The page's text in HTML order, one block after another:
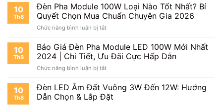
Suất
Điện
Hiệu
Phân
Thực
Tế
Lợi
Nghiệm
Chọn
Đèn
Pha
100W:
Bí
Từ
Gia
LED
10
Th8
Đèn Pha Module 100W Loại Nào Tốt Nhất? Bí
Quyết Chọn Mua Chuẩn Chuyên Gia 2026
Chức năng bình luận bị tắtở
Pha
Module
100W
Loại
Tốt
Nhất?
Bí
10
Th8
Báo Giá Đèn Pha Module LED 100W Mới Nhất
2024 | Chi Tiết, Ưu Đãi Cực Hấp Dẫn
Chức năng bình luận bị tắtở
Giá
Đèn
Pha
10
Th8
Đèn LED Âm Đất Vuông 3W Đến 12W: Hướng
Dẫn Chọn & Lắp Đặt